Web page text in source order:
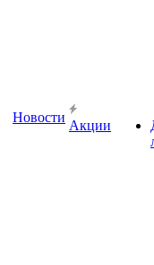
Новости
Акции